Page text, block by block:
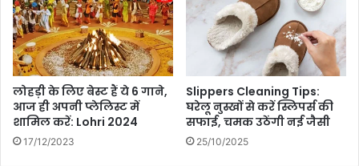
क्यों
कि
.
.
.
'
में
मि
हि
लोहड़ी के लिए बेस्ट हैं ये 6 गाने,
आज ही अपनी प्लेलिस्ट में
शामिल करें: Lohri 2024
17/12/2023
Slippers Cleaning Tips:
घरेलू नुस्खों से करें स्लिपर्स की
सफाई, चमक उठेंगी नई जैसी
25/10/2025